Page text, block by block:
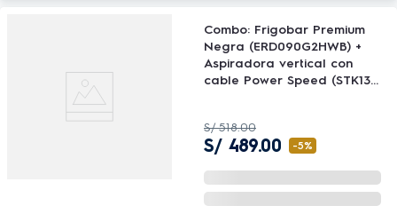
Combo: Frigobar Premium
Negra (ERD090G2HWB) +
Aspiradora vertical con
cable Power Speed (STK13)
S/ 518.00
S/ 489.00 -5%